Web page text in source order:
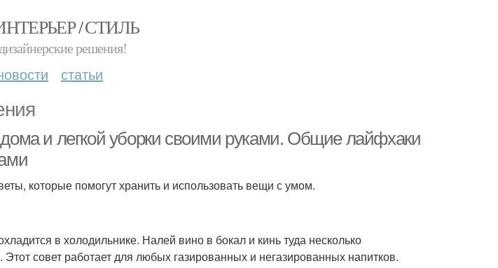
/ СТИЛЬ
решения!
статьи
и легкой уборки своими руками. Общие лайфхаки
которые помогут хранить и использовать вещи с умом.
в холодильнике. Налей вино в бокал и кинь туда несколько
совет работает для любых газированных и негазированных напитков.